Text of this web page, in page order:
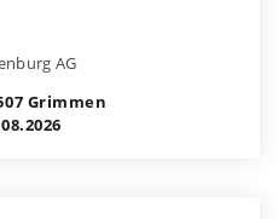
AG
Grimmen